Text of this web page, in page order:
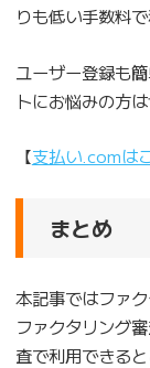
りも低い手数料
ユーザー登録も
トにお悩みの方
【支払い.comは
まとめ
本記事ではファ
ファクタリング
査で利用できる